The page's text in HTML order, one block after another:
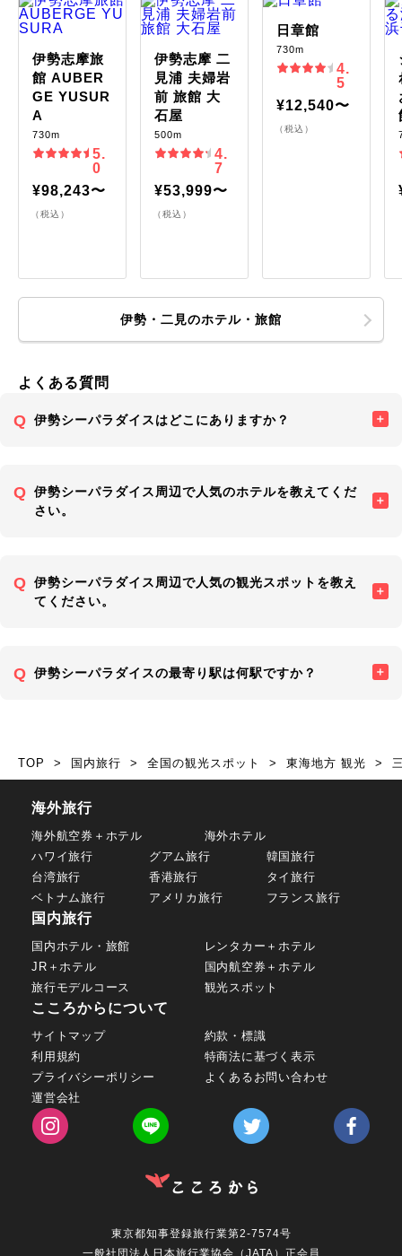
伊勢志摩旅
館 AUBER
GE YUSUR
A
730m
5.
0
¥98,243〜
（税込）
伊勢志摩 二
見浦 夫婦岩
前 旅館 大
石屋
500m
4.
7
¥53,999〜
（税込）
日章館
730m
4.
5
¥12,540〜
（税込）
伊勢・二見のホテル・旅館
よくある質問
伊勢シーパラダイスはどこにありますか？
伊勢シーパラダイス周辺で人気のホテルを教えてくだ
さい。
伊勢シーパラダイス周辺で人気の観光スポットを教え
てください。
伊勢シーパラダイスの最寄り駅は何駅ですか？
TOP 国内旅行 全国の観光スポット 東海地方 観光
海外旅行
海外航空券＋ホテル
海外ホテル
ハワイ旅行
グアム旅行
韓国旅行
台湾旅行
香港旅行
タイ旅行
ベトナム旅行
アメリカ旅行 フランス旅行
国内旅行
国内ホテル・旅館
レンタカー＋ホテル
JR＋ホテル
国内航空券＋ホテル
旅行モデルコース
観光スポット
こころからについて
サイトマップ
約款・標識
利用規約
特商法に基づく表示
プライバシーポリシー
よくあるお問い合わせ
運営会社
東京都知事登録旅行業第2-7574号
一般社団法人日本旅行業協会（JATA）正会員